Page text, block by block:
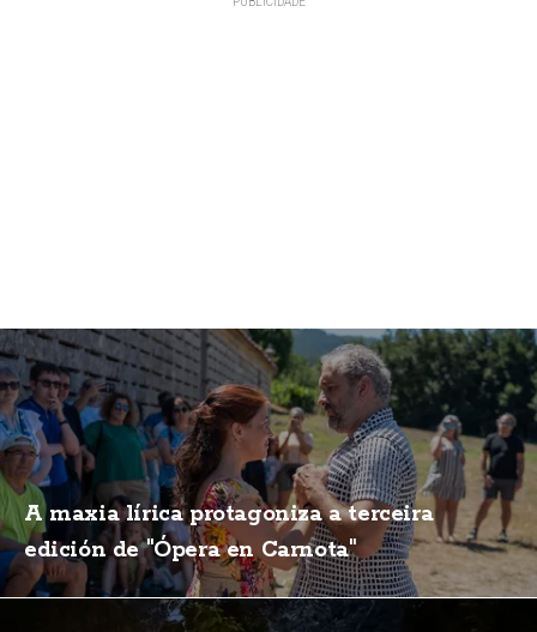
A maxia lírica protagoniza a terceira
edición de "Ópera en Carnota"